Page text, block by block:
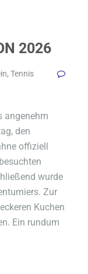
2026
, Tennis
angenehm
den
offiziell
wurde
Zur
Kuchen
Ein rundum